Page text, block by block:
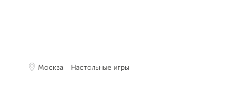
Москва Настольные игры